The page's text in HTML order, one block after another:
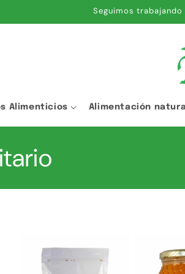
Seguimos trabajando
Alimenticios Alimentación